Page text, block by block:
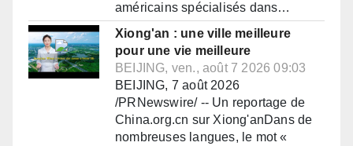
américains spécialisés dans…
Xiong'an : une ville meilleure
pour une vie meilleure
BEIJING, ven., août 7 2026 09:03
BEIJING, 7 août 2026
/PRNewswire/ -- Un reportage de
China.org.cn sur Xiong'anDans de
nombreuses langues, le mot «